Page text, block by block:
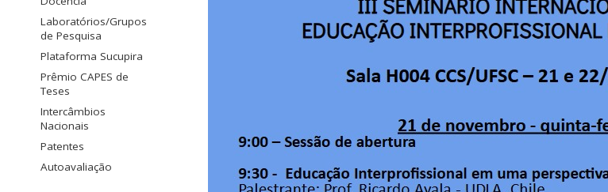
Laboratórios/Grupos
de Pesquisa
Plataforma Sucupira
Prêmio CAPES de
Teses
Intercâmbios
Nacionais
Patentes
Autoavaliação